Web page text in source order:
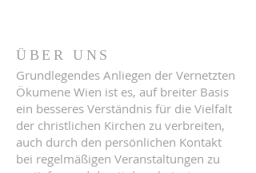
ÜBER UNS
Grundlegendes Anliegen der Vernetzten
Ökumene Wien ist es, auf breiter Basis
ein besseres Verständnis für die Vielfalt
der christlichen Kirchen zu verbreiten,
auch durch den persönlichen Kontakt
bei regelmäßigen Veranstaltungen zu